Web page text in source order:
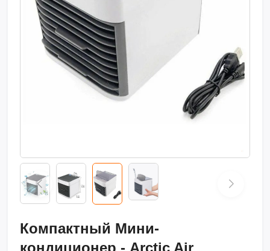
Компактный Мини-